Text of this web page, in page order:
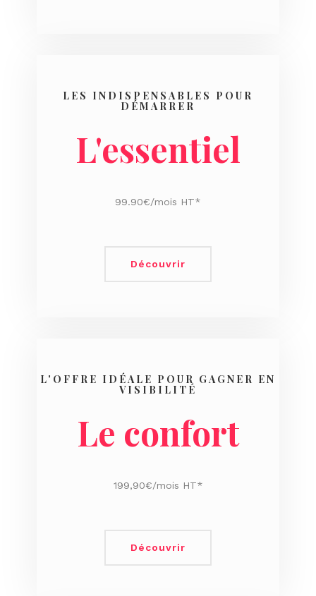
LES INDISPENSABLES POUR
DÉMARRER
L'essentiel
99.90€/mois HT*
Découvrir
L'OFFRE IDÉALE POUR GAGNER EN
VISIBILITÉ
Le confort
199,90€/mois HT*
Découvrir